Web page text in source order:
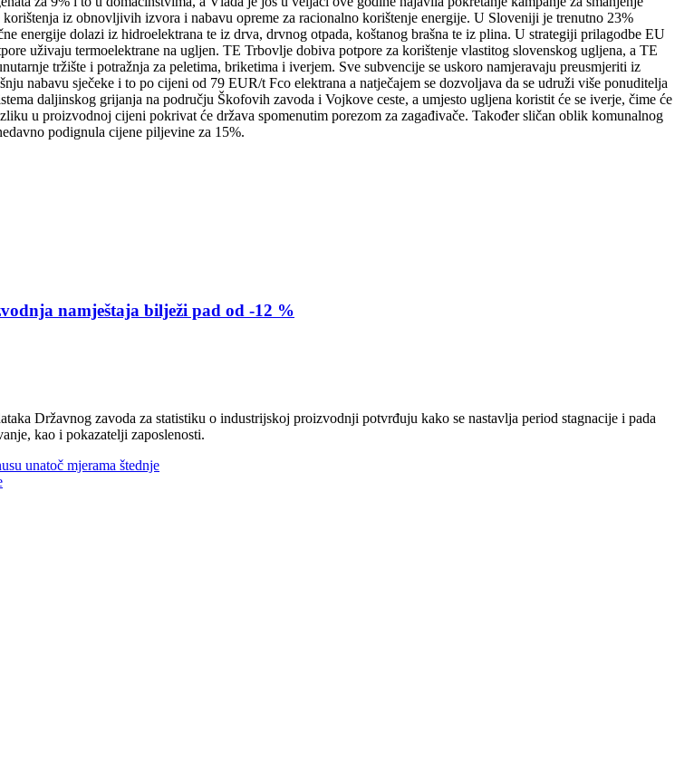
iz obnovljivih izvora i nabavu opreme za racionalno korištenje energije. U Sloveniji je trenutno 23%
energije dolazi iz hidroelektrana te iz drva, drvnog otpada, koštanog brašna te iz plina. U strategiji prilagodbe EU
uživaju termoelektrane na ugljen. TE Trbovlje dobiva potpore za korištenje vlastitog slovenskog ugljena, a TE
tržište i potražnja za peletima, briketima i iverjem. Sve subvencije se uskoro namjeravaju preusmjeriti iz
nabavu sječeke i to po cijeni od 79 EUR/t Fco elektrana a natječajem se dozvoljava da se udruži više ponuditelja
daljinskog grijanja na području Škofovih zavoda i Vojkove ceste, a umjesto ugljena koristit će se iverje, čime će
u proizvodnoj cijeni pokrivat će država spomenutim porezom za zagađivače. Također sličan oblik komunalnog
podignula cijene piljevine za 15%.
namještaja bilježi pad od -12 %
Državnog zavoda za statistiku o industrijskoj proizvodnji potvrđuju kako se nastavlja period stagnacije i pada
kao i pokazatelji zaposlenosti.
unatoč mjerama štednje